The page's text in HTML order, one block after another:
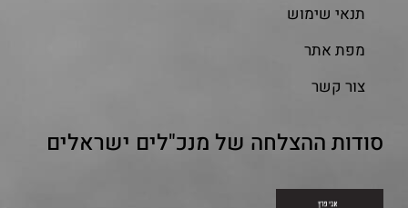
תנאי שימוש
מפת אתר
צור קשר
סודות ההצלחה של מנכ"לים ישראלים